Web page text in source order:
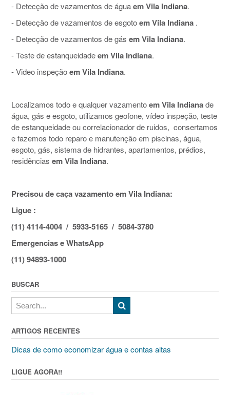
- Detecção de vazamentos de águaem Vila Indiana.
- Detecção de vazamentos de esgotoem Vila Indiana .
- Detecção de vazamentos de gás em Vila Indiana.
- Teste de estanqueidadeem Vila Indiana.
- Video inspeçãoem Vila Indiana.
Localizamos todo e qualquer vazamentoem Vila Indianade
água, gás e esgoto, utilizamos geofone, vídeo inspeção, teste
de estanqueidade ou correlacionador de ruidos, consertamos
e fazemos todo reparo e manutenção em piscinas, água,
esgoto, gás, sistema de hidrantes, apartamentos, prédios,
residências em Vila Indiana.
Precisou de caça vazamento em Vila Indiana:
Ligue :
(11) 4114-4004 / 5933-5165 / 5084-3780
Emergencias e WhatsApp
(11) 94893-1000
BUSCAR
ARTIGOS RECENTES
Dicas de como economizar água e contas altas
LIGUE AGORA!!